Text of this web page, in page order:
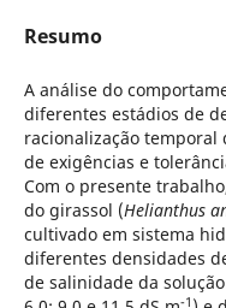
Resumo
A análise do
diferentes estádios de
racionalização
de exigências e
Com o presente
do girassol (Helianthus
cultivado em sistema
diferentes densidades
de salinidade da
-1